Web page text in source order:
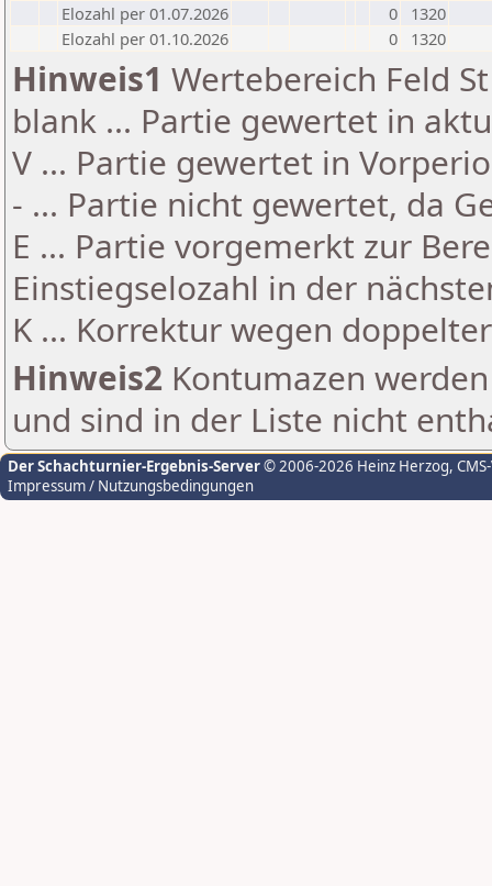
Elozahl per 01.07.2026
0
1320
Elozahl per 01.10.2026
0 1320
Hinweis1 Wertebereich Feld
blank ... Partie gewertet in
V ... Partie gewertet in
- ... Partie nicht gewertet, da
E ... Partie vorgemerkt zur
Einstiegselozahl in der
K ... Korrektur wegen
Hinweis2 Kontumazen
und sind in der Liste nicht
Der Schachturnier-Ergebnis-Server© 2006-2026 Heinz Herzog,
Impressum / Nutzungsbedingungen